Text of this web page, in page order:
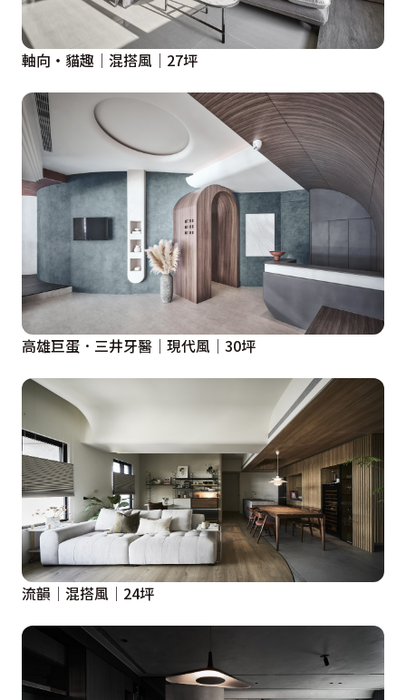
軸向‧貓趣│混搭風│27坪
高雄巨蛋．三井牙醫│現代風│30坪
流韻│混搭風│24坪